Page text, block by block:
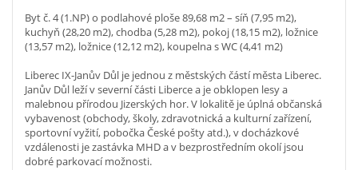
Byt č. 4 (1.NP) o podlahové ploše 89,68 m2 – síň (7,95 m2),
kuchyň (28,20 m2), chodba (5,28 m2), pokoj (18,15 m2), ložnice
(13,57 m2), ložnice (12,12 m2), koupelna s WC (4,41 m2)
Liberec IX-Janův Důl je jednou z městských částí města Liberec.
Janův Důl leží v severní části Liberce a je obklopen lesy a
malebnou přírodou Jizerských hor. V lokalitě je úplná občanská
vybavenost (obchody, školy, zdravotnická a kulturní zařízení,
sportovní vyžití, pobočka České pošty atd.), v docházkové
vzdálenosti je zastávka MHD a v bezprostředním okolí jsou
dobré parkovací možnosti.